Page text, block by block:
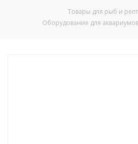
Товары для рыб и
Оборудование для